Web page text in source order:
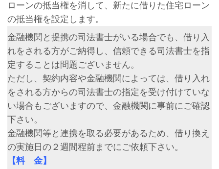
ローンの抵当権を消して、新たに借りた住宅ローン
の抵当権を設定します。
金融機関と提携の司法書士がいる場合でも、借り入
れをされる方がご納得し、信頼できる司法書士を指
定することは問題ございません。
ただし、契約内容や金融機関によっては、借り入れ
をされる方からの司法書士の指定を受け付けていな
い場合もございますので、金融機関に事前にご確認
下さい。
金融機関等と連携を取る必要があるため、借り換え
の実施日の２週間程前までにご依頼下さい。
【料 金】